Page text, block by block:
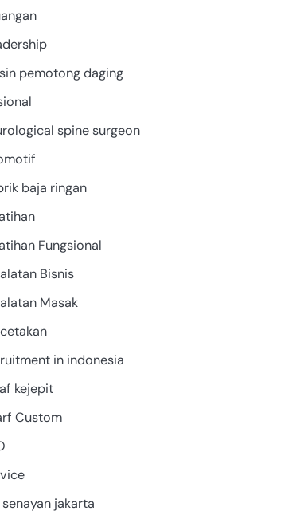
pemotong daging
spine surgeon
baja ringan
Fungsional
Bisnis
Masak
in indonesia
kejepit
Custom
jakarta